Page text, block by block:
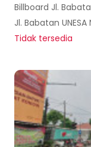
Billboard Jl.
Tidak tersedia